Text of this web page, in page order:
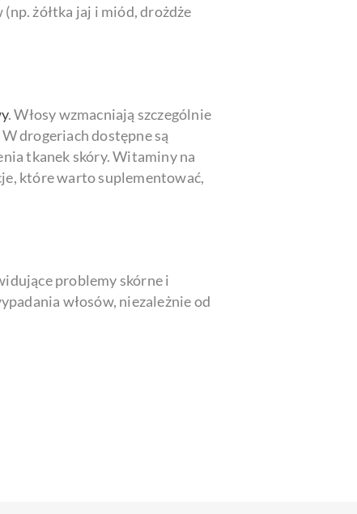
żółtka jaj i miód, drożdże
. Włosy wzmacniają szczególnie
drogeriach dostępne są
tkanek skóry. Witaminy na
które warto suplementować,
problemy skórne i
włosów, niezależnie od